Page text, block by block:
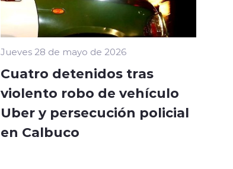
Jueves 28 de mayo de 2026
Cuatro detenidos tras
violento robo de vehículo
Uber y persecución policial
en Calbuco